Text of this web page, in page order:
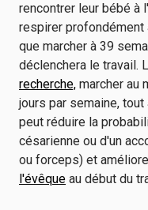
rencontrer leur bébé à
respirer profondément
que marcher à 39
déclenchera le travail.
recherche, marcher au
jours par semaine,
peut réduire la
césarienne ou d'un
ou forceps) et
l'évêque au début du